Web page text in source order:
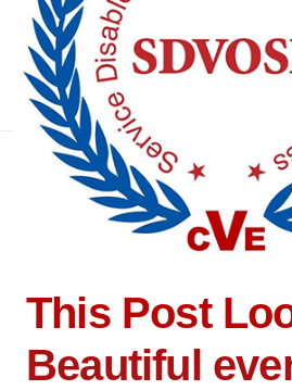
This Post
Beautiful